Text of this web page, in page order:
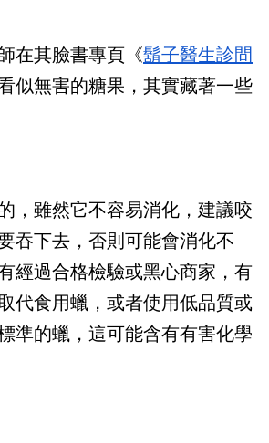
在其臉書專頁《鬍子醫生診間
似無害的糖果，其實藏著一些
，雖然它不容易消化，建議咬
吞下去，否則可能會消化不
經過合格檢驗或黑心商家，有
代食用蠟，或者使用低品質或
準的蠟，這可能含有有害化學